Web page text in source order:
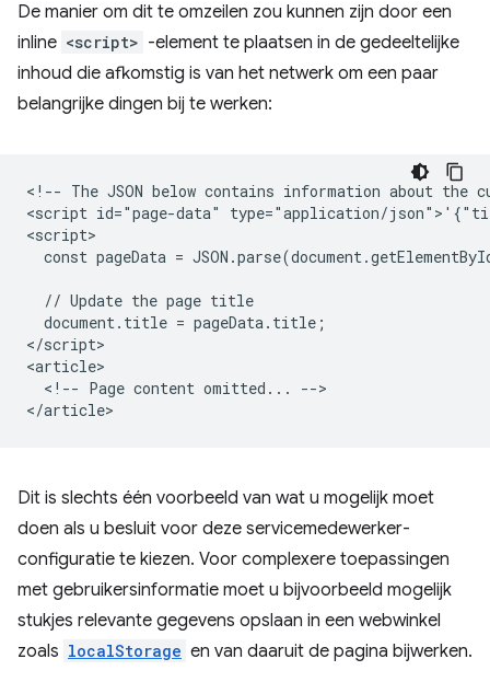
De manier om dit te omzeilen zou kunnen zijn door een
inline <script> -element te plaatsen in de gedeeltelijke
inhoud die afkomstig is van het netwerk om een ​​paar
belangrijke dingen bij te werken:
<!-- The JSON below contains information about the
<script id="page-data" type="application/
<script>
const pageData =
  // Update the page title
  document.title = pageData.title;
</script>
<article>
  <!-- Page content omitted... -->
Dit is slechts één voorbeeld van wat u mogelijk moet
doen als u besluit voor deze servicemedewerker-
configuratie te kiezen. Voor complexere toepassingen
met gebruikersinformatie moet u bijvoorbeeld mogelijk
stukjes relevante gegevens opslaan in een webwinkel
zoals localStorage en van daaruit de pagina bijwerken.